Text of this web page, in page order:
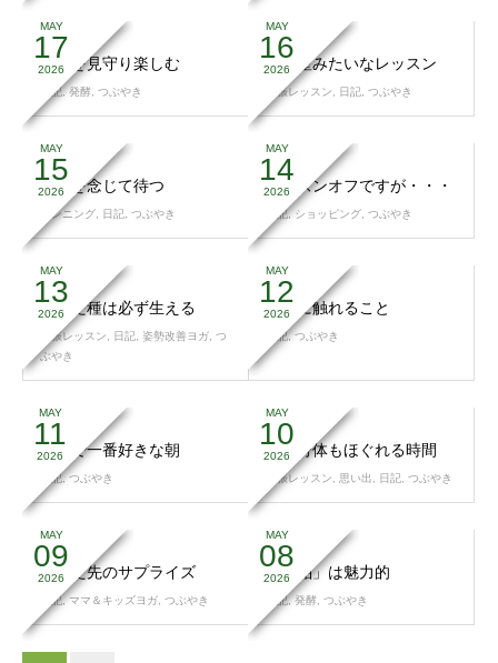
MAY
17
2026
過程を見守り楽しむ
日記,発酵 つぶやき
MAY
16
2026
お土産みたいなレッスン
出張レッスン 日記 つぶやき
MAY
15
2026
果報を念じて待つ
ランニング 日記 つぶやき
MAY
14
2026
シーズンオフですが・・・
日記,ショッピング つぶやき
MAY
13
2026
蒔いた種は必ず生える
出張レッスン 日記 姿勢改善ヨガ つ
ぶやき
MAY
12
2026
一流に触れること
日記,つぶやき
MAY
11
2026
一年で一番好きな朝
日記,つぶやき
MAY
10
2026
心も身体もほぐれる時間
出張レッスン 思い出 日記 つぶやき
MAY
09
2026
続けた先のサプライズ
日記,ママ＆キッズヨガ つぶやき
MAY
08
2026
「酒粕」は魅力的
日記,発酵 つぶやき